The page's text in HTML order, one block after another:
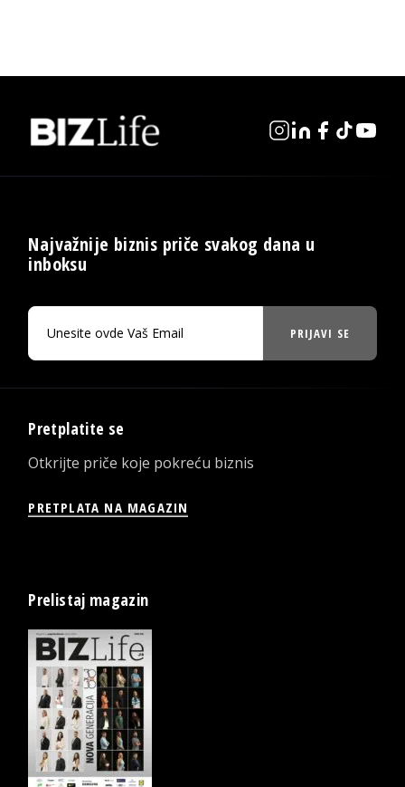
Najvažnije biznis priče svakog dana u
inboksu
PRIJAVI SE
Pretplatite se
Otkrijte priče koje pokreću biznis
PRETPLATA NA MAGAZIN
Prelistaj magazin